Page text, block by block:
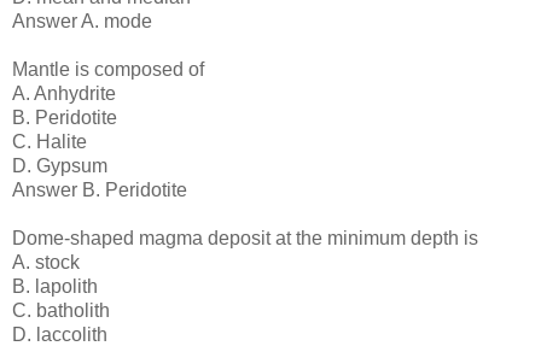
Answer A. mode
Mantle is composed of
A. Anhydrite
B. Peridotite
C. Halite
D. Gypsum
Answer B. Peridotite
Dome-shaped magma deposit at the minimum depth is
A. stock
B. lapolith
C. batholith
D. laccolith